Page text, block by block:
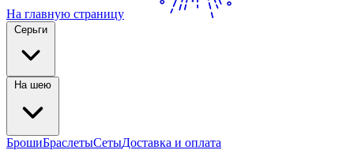
На главную страницу
БрошиБраслетыСетыДоставка и оплата